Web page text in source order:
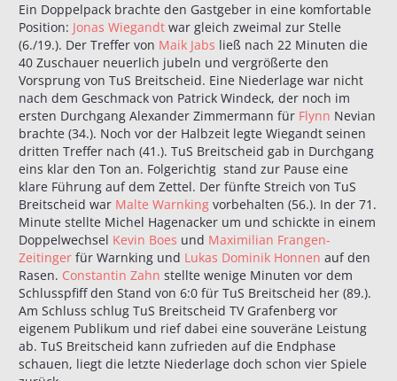
Ein Doppelpack brachte den Gastgeber in eine komfortable
Position: Jonas Wiegandt war gleich zweimal zur Stelle
(6./19.). Der Treffer von Maik Jabs ließ nach 22 Minuten die
40 Zuschauer neuerlich jubeln und vergrößerte den
Vorsprung von TuS Breitscheid. Eine Niederlage war nicht
nach dem Geschmack von Patrick Windeck, der noch im
ersten Durchgang Alexander Zimmermann für Flynn Nevian
brachte (34.). Noch vor der Halbzeit legte Wiegandt seinen
dritten Treffer nach (41.). TuS Breitscheid gab in Durchgang
eins klar den Ton an. Folgerichtig stand zur Pause eine
klare Führung auf dem Zettel. Der fünfte Streich von TuS
Breitscheid war Malte Warnking vorbehalten (56.). In der 71.
Minute stellte Michel Hagenacker um und schickte in einem
Doppelwechsel Kevin Boes und Maximilian Frangen-
Zeitinger für Warnking und Lukas Dominik Honnen auf den
Rasen. Constantin Zahn stellte wenige Minuten vor dem
Schlusspfiff den Stand von 6:0 für TuS Breitscheid her (89.).
Am Schluss schlug TuS Breitscheid TV Grafenberg vor
eigenem Publikum und rief dabei eine souveräne Leistung
ab. TuS Breitscheid kann zufrieden auf die Endphase
schauen, liegt die letzte Niederlage doch schon vier Spiele